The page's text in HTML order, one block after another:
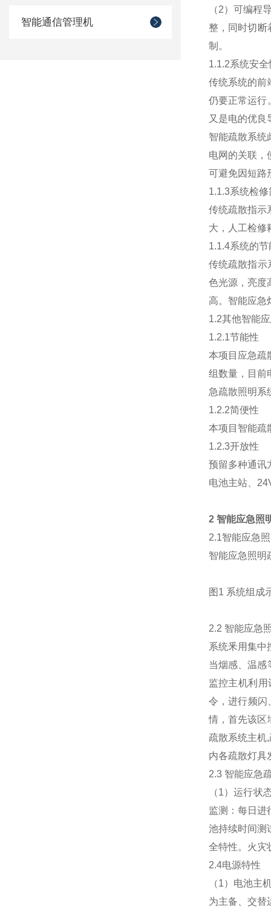
智能通信管理机
（2）可编程
整，同时切断
制。
1.1.2系统安全
传统系统的前
仍要正常运行
又是电的优
智能疏散系统
电网的关联，
可避免因短路
1.1.3系统检修
传统疏散指示
大，人工检修
1.1.4系统的节
传统疏散指示
色光源，亮度
高。智能应急
1.2其他智能
1.2.1节能性
本项目应急疏
组数量，目前
急疏散照明系
1.2.2简便性
本项目智能疏
1.2.3开放性
预留多种通讯
电池主站、
2 智能应急照
2.1智能应急
智能应急照明
图1 系统组成
2.2 智能应急
系统釆用集中
当烟感、温感
监控主机利
令，进行频闪
情，首先该区
疏散系统主机
内各疏散灯具
2.3 智能应急
（1）运行状
监测：每日进
池持续时间测
全特性。火灾
2.4电源特性
（1）电池主
为主备、交替